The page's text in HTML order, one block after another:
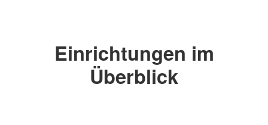
Einrichtungen im
Überblick